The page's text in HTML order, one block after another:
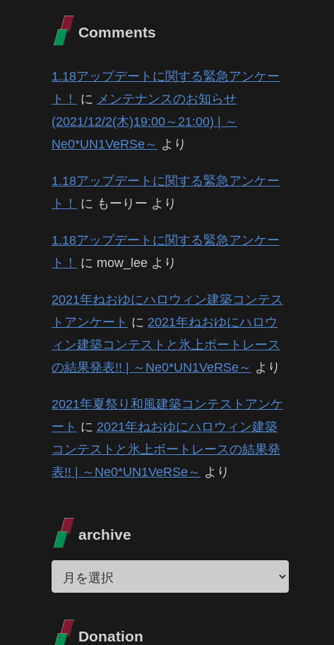
Comments
1.18アップデートに関する緊急アンケー
ト！
に メンテナンスのお知らせ
(2021/12/2(木)19:00～21:00) | ～
Ne0*UN1VeRSe～ より
1.18アップデートに関する緊急アンケー
ト！
に もーりー より
1.18アップデートに関する緊急アンケー
ト！
に mow_lee より
2021年ねおゆにハロウィン建築コンテス
トアンケート に 2021年ねおゆにハロウ
ィン建築コンテストと氷上ボートレース
の結果発表!! | ～Ne0*UN1VeRSe～ より
2021年夏祭り和風建築コンテストアンケ
ート に 2021年ねおゆにハロウィン建築
コンテストと氷上ボートレースの結果発
表!! | ～Ne0*UN1VeRSe～ より
archive
Donation